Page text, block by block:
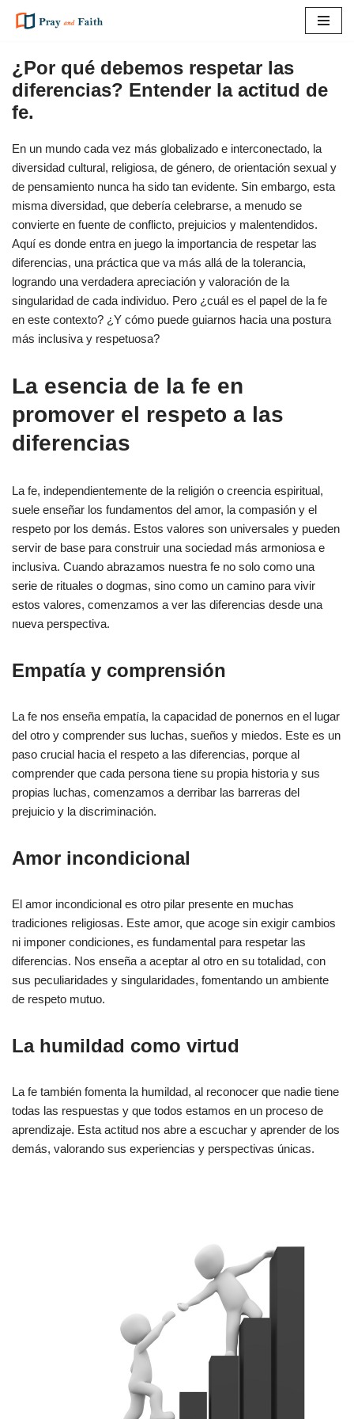
al
contenido
¿Por qué debemos respetar las
diferencias? Entender la actitud de
fe.
En un mundo cada vez más globalizado e interconectado, la
diversidad cultural, religiosa, de género, de orientación sexual y
de pensamiento nunca ha sido tan evidente. Sin embargo, esta
misma diversidad, que debería celebrarse, a menudo se
convierte en fuente de conflicto, prejuicios y malentendidos.
Aquí es donde entra en juego la importancia de respetar las
diferencias, una práctica que va más allá de la tolerancia,
logrando una verdadera apreciación y valoración de la
singularidad de cada individuo. Pero ¿cuál es el papel de la fe
en este contexto? ¿Y cómo puede guiarnos hacia una postura
más inclusiva y respetuosa?
La esencia de la fe en
promover el respeto a las
diferencias
La fe, independientemente de la religión o creencia espiritual,
suele enseñar los fundamentos del amor, la compasión y el
respeto por los demás. Estos valores son universales y pueden
servir de base para construir una sociedad más armoniosa e
inclusiva. Cuando abrazamos nuestra fe no solo como una
serie de rituales o dogmas, sino como un camino para vivir
estos valores, comenzamos a ver las diferencias desde una
nueva perspectiva.
Empatía y comprensión
La fe nos enseña empatía, la capacidad de ponernos en el lugar
del otro y comprender sus luchas, sueños y miedos. Este es un
paso crucial hacia el respeto a las diferencias, porque al
comprender que cada persona tiene su propia historia y sus
propias luchas, comenzamos a derribar las barreras del
prejuicio y la discriminación.
Amor incondicional
El amor incondicional es otro pilar presente en muchas
tradiciones religiosas. Este amor, que acoge sin exigir cambios
ni imponer condiciones, es fundamental para respetar las
diferencias. Nos enseña a aceptar al otro en su totalidad, con
sus peculiaridades y singularidades, fomentando un ambiente
de respeto mutuo.
La humildad como virtud
La fe también fomenta la humildad, al reconocer que nadie tiene
todas las respuestas y que todos estamos en un proceso de
aprendizaje. Esta actitud nos abre a escuchar y aprender de los
demás, valorando sus experiencias y perspectivas únicas.